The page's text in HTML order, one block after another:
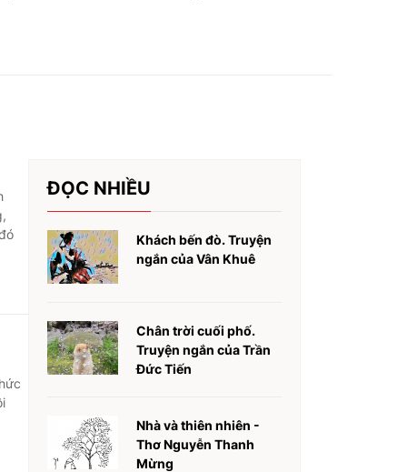
ĐỌC NHIỀU
Khách bến đò. Truyện
ngắn của Vân Khuê
Chân trời cuối phố.
Truyện ngắn của Trần
Đức Tiến
Nhà và thiên nhiên -
Thơ Nguyễn Thanh
Mừng